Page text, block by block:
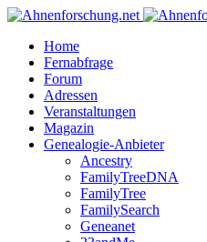
Home
Fernabfrage
Forum
Adressen
Veranstaltungen
Magazin
Genealogie-Anbieter
Ancestry
FamilyTreeDNA
FamilyTree
FamilySearch
Geneanet